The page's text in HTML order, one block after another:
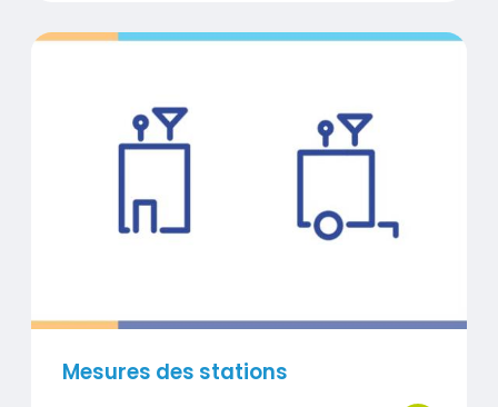
Titre
Mesures des stations
Mesures des stations